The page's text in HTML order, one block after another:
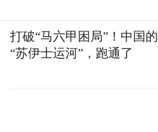
打破“马六甲困局”！中国的
“苏伊士运河”，跑通了